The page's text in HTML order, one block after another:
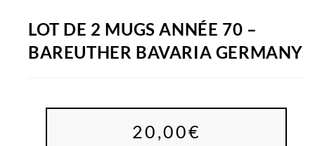
LOT DE 2 MUGS ANNÉE 70 –
BAREUTHER BAVARIA GERMANY
20,00€